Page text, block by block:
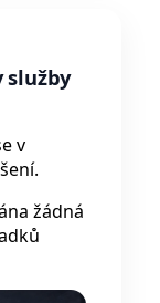
služby
v
žádná